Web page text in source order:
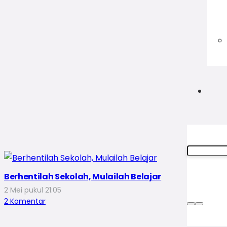
Berhentilah Sekolah, Mulailah Belajar
2 Mei pukul 21:05
2 Komentar